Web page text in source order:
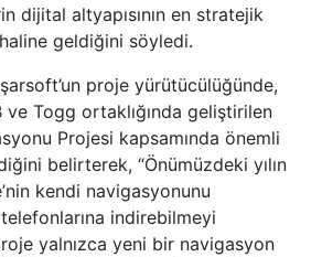
dijital altyapısının en stratejik
geldiğini söyledi.
proje yürütücülüğünde,
ve Togg ortaklığında geliştirilen
Projesi kapsamında önemli
belirterek, “Önümüzdeki yılın
kendi navigasyonunu
telefonlarına indirebilmeyi
yalnızca yeni bir navigasyon